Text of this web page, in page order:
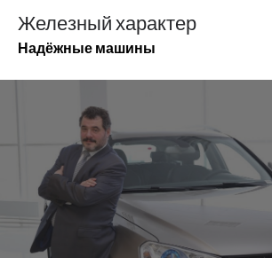
содержимому
Железный характер
Надёжные машины